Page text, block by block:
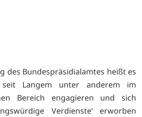
des Bundespräsidialamtes heißt es
Langem unter anderem im
Bereich engagieren und sich
Verdienste‘ erworben